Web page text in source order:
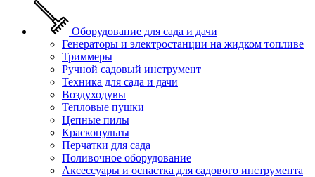
Оборудование для сада и дачи
Генераторы и электростанции на жидком топливе
Триммеры
Ручной садовый инструмент
Техника для сада и дачи
Воздуходувы
Тепловые пушки
Цепные пилы
Краскопульты
Перчатки для сада
Поливочное оборудование
Аксессуары и оснастка для садового инструмента